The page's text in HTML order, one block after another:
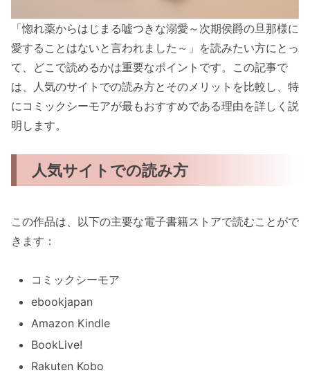
「惚れ薬からはじまる嘘つきな溺愛～次期侯爵の旦那様に
愛することはないと言われました～」を読みたい方にとっ
て、どこで読めるかは重要なポイントです。この記事で
は、人気のサイトでの読み方とそのメリットを比較し、特
にコミックシーモアが最もおすすめである理由を詳しく説
明します。
人気サイトでの読み方
この作品は、以下の主要な電子書籍ストアで読むことがで
きます：
コミックシーモア
ebookjapan
Amazon Kindle
BookLive!
Rakuten Kobo